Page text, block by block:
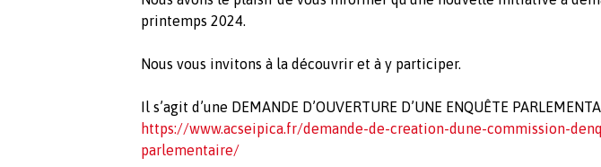
printemps 2024.
Nous vous invitons à la découvrir et à y participer.
Il s’agit d’une DEMANDE D’OUVERTURE D’UNE ENQUÊTE
https://www.acseipica.fr/demande-de-creation-dune-commission-
parlementaire/